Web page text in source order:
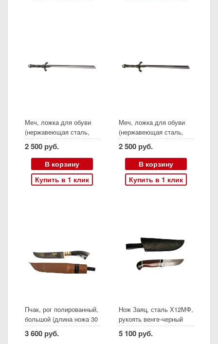
Меч, ложка для обуви
(нержавеющая сталь,
ясень, серебро)
2 500 руб.
В корзину
Купить в 1 клик
Меч, ложка для обуви
(нержавеющая сталь,
ясень, золото)
2 500 руб.
В корзину
Купить в 1 клик
Пчак, рог полированный,
большой (длина ножа 30
см, длина лезвия 17 см,
ширина клинка 3,5 см,
3 600 руб.
Нож Заяц, сталь Х12МФ,
рукоять венге-черный
граб, (Ворсма)
5 100 руб.